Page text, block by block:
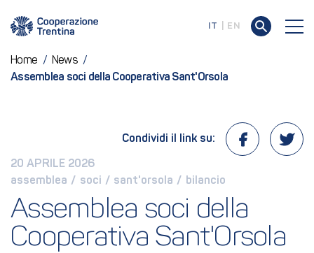
IT EN
Home / News /
Assemblea soci della Cooperativa Sant'Orsola
20 APRILE 2026
assemblea / soci / sant'orsola / bilancio
Condividi il link su:
Assemblea soci della
Cooperativa Sant'Orsola